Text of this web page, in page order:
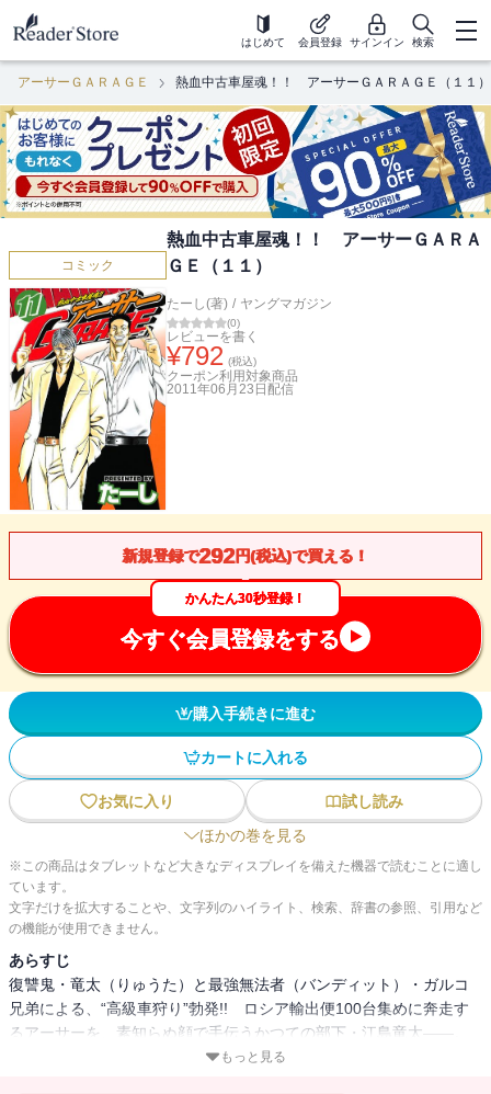
はじめて 会員登録 サインイン 検索
アーサーＧＡＲＡＧＥ 熱血中古車屋魂！！ アーサーＧＡＲＡＧＥ（１１）
コミック
熱血中古車屋魂！！ アーサーＧＡＲＡ
ＧＥ（１１）
たーし(著) / ヤングマガジン
(0)
レビューを書く
¥792 (税込)
クーポン利用対象商品
2011年06月23日 配信
新規登録で292円(税込)で買える！
かんたん30秒登録！
今すぐ会員登録をする
購入手続きに進む
カートに入れる
お気に入り
試し読み
ほかの巻を見る
※この商品はタブレットなど大きなディスプレイを備えた機器で読むことに適し
ています。
文字だけを拡大することや、文字列のハイライト、検索、辞書の参照、引用など
の機能が使用できません。
あらすじ
復讐鬼・竜太（りゅうた）と最強無法者（バンディット）・ガルコ
兄弟による、“高級車狩り”勃発!! ロシア輸出便100台集めに奔走す
るアーサーを、素知らぬ顔で手伝うかつての部下・江島竜太――。
だがその裏で、ガルコ兄弟を引き連れて北九州の街で高級車を盗み
もっと見る